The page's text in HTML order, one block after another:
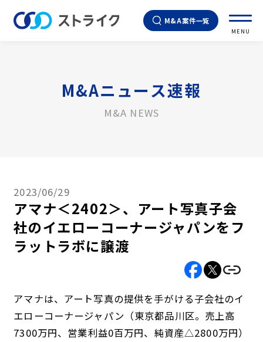
M&A案件一覧
MENU
M&Aニュース速報
M&A NEWS
2023/06/29
アマナ＜2402＞、アート写真子会
社のイエローコーナージャパンをフ
ラットラボに譲渡
アマナは、アート写真の提供を手がける子会社のイ
エローコーナージャパン（東京都品川区。売上高
7300万円、営業利益0百万円、純資産△2800万円）